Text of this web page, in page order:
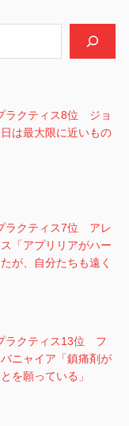
ラクティス8位 ジョ
は最大限に近いもの
ラクティス7位 アレ
「アプリリアがハー
が、自分たちも遠く
ラクティス13位 フ
ニャイア「鎮痛剤が
を願っている」